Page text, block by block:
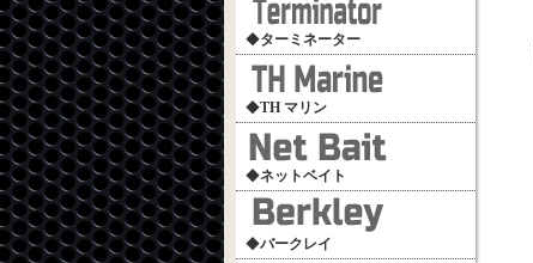
◆ターミネーター
◆TH マリン
◆ネットベイト
◆バークレイ